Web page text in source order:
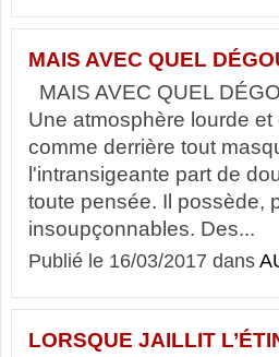
MAIS AVEC QUEL
MAIS AVEC QUEL
Une atmosphère lourde
comme derrière tout
l'intransigeante part de
toute pensée. Il possède,
insoupçonnables. Des...
Publié le 16/03/2017 dans
LORSQUE JAILLIT